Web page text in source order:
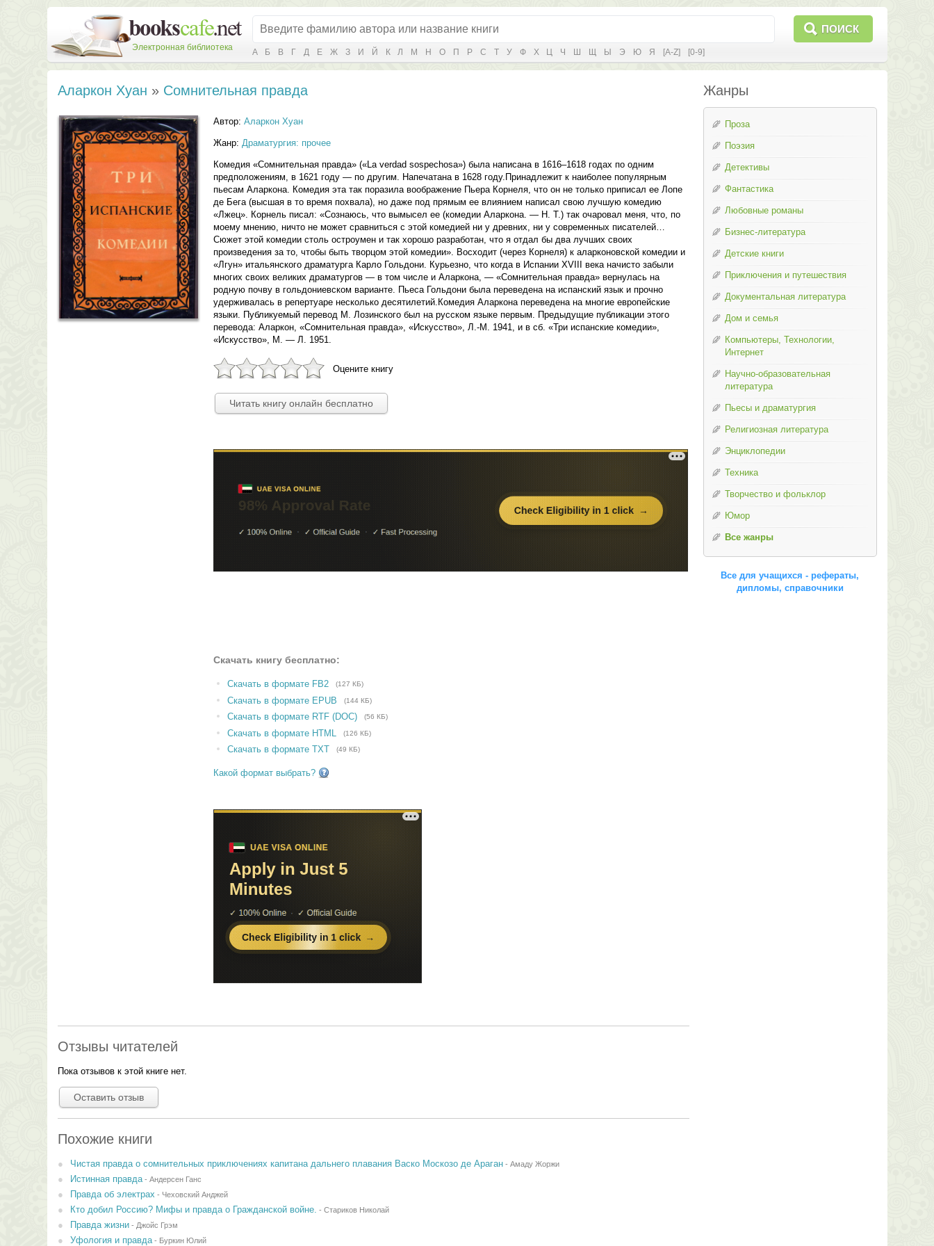
Электронная библиотека
ПОИСК
А Б В Г Д Е Ж З И Й К Л М Н О П Р С Т У Ф Х Ц Ч Ш Щ Ы Э Ю Я [A-Z] [0-9]
Аларкон Хуан » Сомнительная правда
Автор: Аларкон Хуан
Жанр: Драматургия: прочее
Комедия «Сомнительная правда» («La verdad sospechosa») была написана в 1616–1618 годах по одним
предположениям, в 1621 году — по другим. Напечатана в 1628 году.Принадлежит к наиболее популярным
пьесам Аларкона. Комедия эта так поразила воображение Пьера Корнеля, что он не только приписал ее Лопе
де Бега (высшая в то время похвала), но даже под прямым ее влиянием написал свою лучшую комедию
«Лжец». Корнель писал: «Сознаюсь, что вымысел ее (комедии Аларкона. — Н. Т.) так очаровал меня, что, по
моему мнению, ничто не может сравниться с этой комедией ни у древних, ни у современных писателей…
Сюжет этой комедии столь остроумен и так хорошо разработан, что я отдал бы два лучших своих
произведения за то, чтобы быть творцом этой комедии». Восходит (через Корнеля) к аларконовской комедии и
«Лгун» итальянского драматурга Карло Гольдони. Курьезно, что когда в Испании XVIII века начисто забыли
многих своих великих драматургов — в том числе и Аларкона, — «Сомнительная правда» вернулась на
родную почву в гольдониевском варианте. Пьеса Гольдони была переведена на испанский язык и прочно
удерживалась в репертуаре несколько десятилетий.Комедия Аларкона переведена на многие европейские
языки. Публикуемый перевод М. Лозинского был на русском языке первым. Предыдущие публикации этого
перевода: Аларкон, «Сомнительная правда», «Искусство», Л.-М. 1941, и в сб. «Три испанские комедии»,
«Искусство», М. — Л. 1951.
Оцените книгу
Читать книгу онлайн бесплатно
Скачать книгу бесплатно:
Скачать в формате FB2 (127 КБ)
Скачать в формате EPUB (144 КБ)
Скачать в формате RTF (DOC) (56 КБ)
Скачать в формате HTML (126 КБ)
Скачать в формате TXT (49 КБ)
Какой формат выбрать?
Отзывы читателей
Пока отзывов к этой книге нет.
Оставить отзыв
Похожие книги
Чистая правда о сомнительных приключениях капитана дальнего плавания Васко Москозо де Араган- Амаду Жоржи
Истинная правда- Андерсен Ганс
Правда об электрах - Чеховский Анджей
Кто добил Россию? Мифы и правда о Гражданской войне. - Стариков Николай
Правда жизни- Джойс Грэм
Уфология и правда- Буркин Юлий
Жанры
Проза
Поэзия
Детективы
Фантастика
Любовные романы
Бизнес-литература
Детские книги
Приключения и путешествия
Документальная литература
Дом и семья
Компьютеры, Технологии,
Интернет
Научно-образовательная
литература
Пьесы и драматургия
Религиозная литература
Энциклопедии
Техника
Творчество и фольклор
Юмор
Все жанры
Все для учащихся - рефераты,
дипломы, справочники